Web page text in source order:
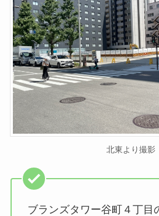
北東より撮影
ブランズタワー谷町４丁目